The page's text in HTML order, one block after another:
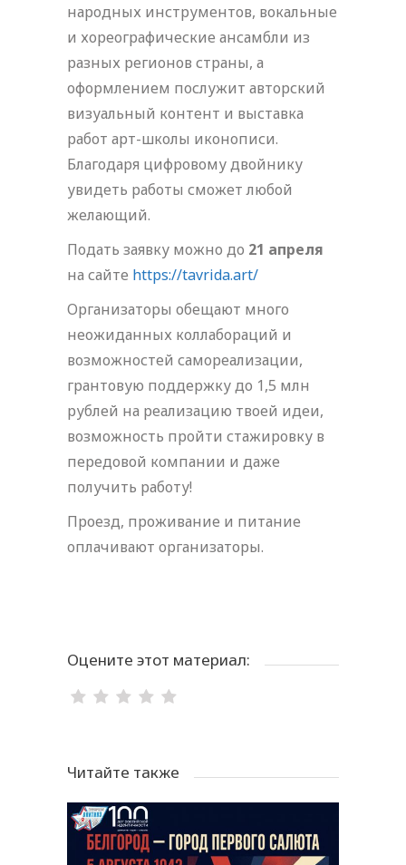
народных инструментов, вокальные
и хореографические ансамбли из
разных регионов страны, а
оформлением послужит авторский
визуальный контент и выставка
работ арт-школы иконописи.
Благодаря цифровому двойнику
увидеть работы сможет любой
желающий.
Подать заявку можно до 21 апреля
на сайте https://tavrida.art/
Организаторы обещают много
неожиданных коллабораций и
возможностей самореализации,
грантовую поддержку до 1,5 млн
рублей на реализацию твоей идеи,
возможность пройти стажировку в
передовой компании и даже
получить работу!
Проезд, проживание и питание
оплачивают организаторы.
Оцените этот материал:
Читайте также